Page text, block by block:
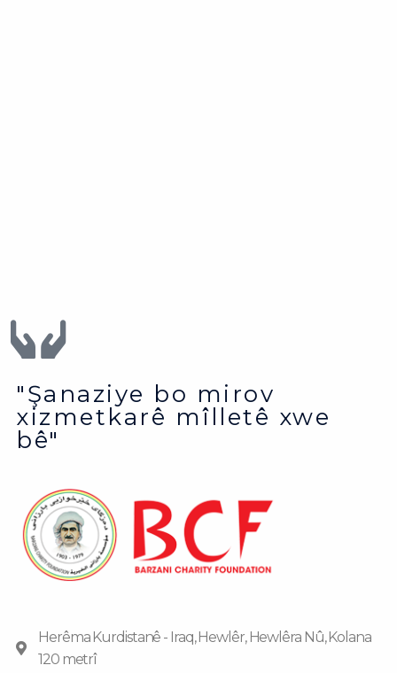
"Şanaziye bo mirov
xizmetkarê mîlletê xwe
bê"
Herêma Kurdistanê - Iraq, Hewlêr, Hewlêra Nû, Kolana
120 metrî